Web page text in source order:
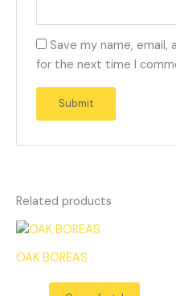
Save my name,
for the next time I
Related products
OAK BOREAS